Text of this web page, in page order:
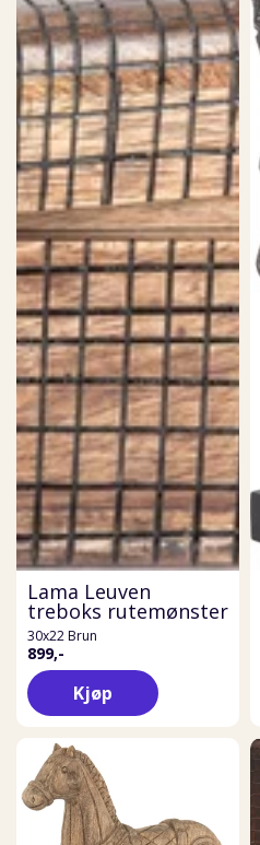
Lama Leuven
treboks rutemønster
30x22 Brun
899,-
Kjøp